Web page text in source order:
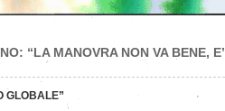
“LA MANOVRA NON VA BENE, E’
GLOBALE”